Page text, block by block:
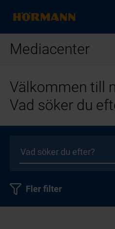
Mediacenter
Välkommen till
Vad söker du
Fler filter